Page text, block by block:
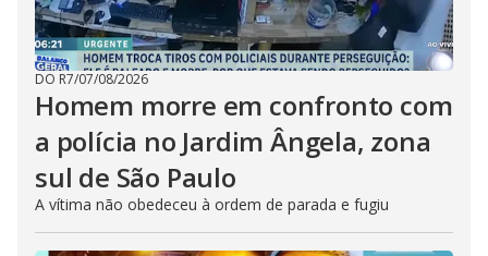
DO R7/07/08/2026
Homem morre em confronto com
a polícia no Jardim Ângela, zona
sul de São Paulo
A vítima não obedeceu à ordem de parada e fugiu